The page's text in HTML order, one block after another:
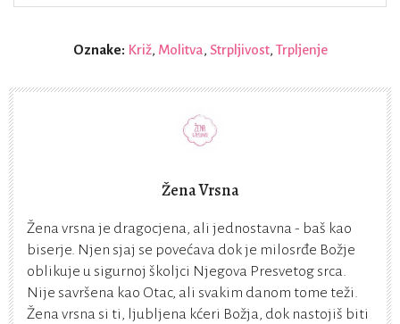
Oznake: Križ, Molitva, Strpljivost, Trpljenje
Žena Vrsna
Žena vrsna je dragocjena, ali jednostavna - baš kao
biserje. Njen sjaj se povećava dok je milosrđe Božje
oblikuje u sigurnoj školjci Njegova Presvetog srca.
Nije savršena kao Otac, ali svakim danom tome teži.
Žena vrsna si ti, ljubljena kćeri Božja, dok nastojiš biti